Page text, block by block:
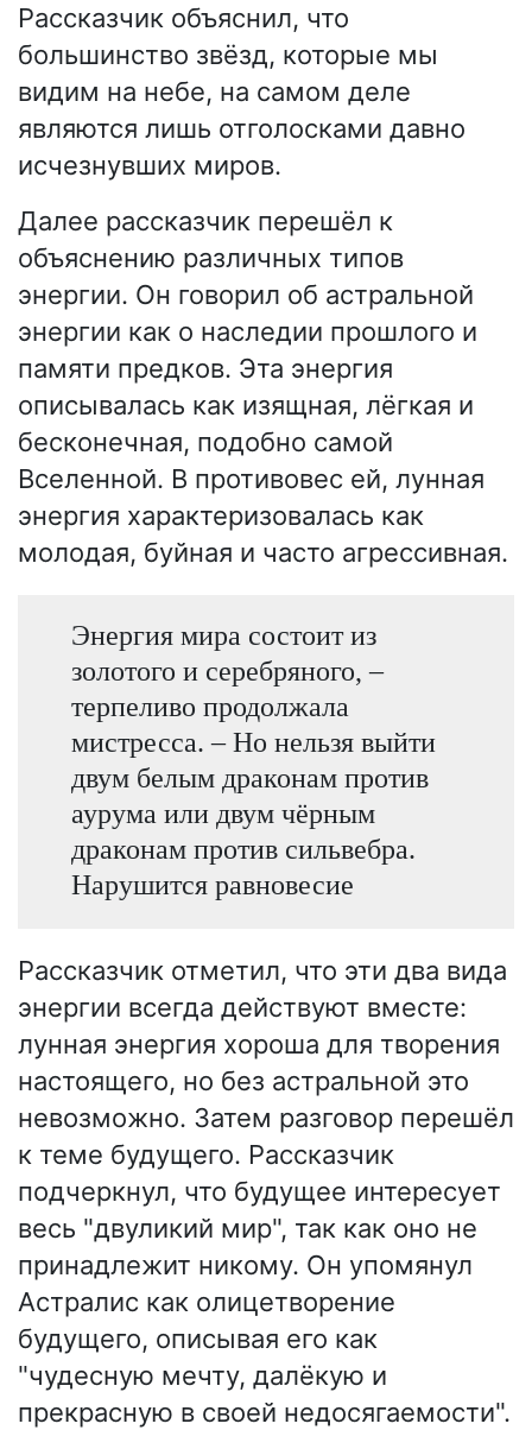
Рассказчик объяснил, что
большинство звёзд, которые мы
видим на небе, на самом деле
являются лишь отголосками давно
исчезнувших миров.
Далее рассказчик перешёл к
объяснению различных типов
энергии. Он говорил об астральной
энергии как о наследии прошлого и
памяти предков. Эта энергия
описывалась как изящная, лёгкая и
бесконечная, подобно самой
Вселенной. В противовес ей, лунная
энергия характеризовалась как
молодая, буйная и часто агрессивная.
Энергия мира состоит из
золотого и серебряного, –
терпеливо продолжала
мистресса. – Но нельзя выйти
двум белым драконам против
аурума или двум чёрным
драконам против сильвебра.
Нарушится равновесие
Рассказчик отметил, что эти два вида
энергии всегда действуют вместе:
лунная энергия хороша для творения
настоящего, но без астральной это
невозможно. Затем разговор перешёл
к теме будущего. Рассказчик
подчеркнул, что будущее интересует
весь "двуликий мир", так как оно не
принадлежит никому. Он упомянул
Астралис как олицетворение
будущего, описывая его как
"чудесную мечту, далёкую и
прекрасную в своей недосягаемости".